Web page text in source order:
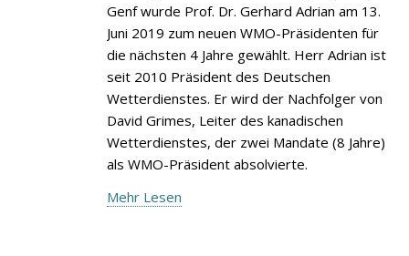
Genf wurde Prof. Dr. Gerhard Adrian am 13.
Juni 2019 zum neuen WMO-Präsidenten für
die nächsten 4 Jahre gewählt. Herr Adrian ist
seit 2010 Präsident des Deutschen
Wetterdienstes. Er wird der Nachfolger von
David Grimes, Leiter des kanadischen
Wetterdienstes, der zwei Mandate (8 Jahre)
als WMO-Präsident absolvierte.
Mehr Lesen